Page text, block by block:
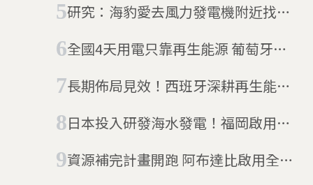
研究：海豹愛去風力發電機附近找食
全國4天用電只靠再生能源 葡萄牙擺
長期佈局見效！西班牙深耕再生能
日本投入研發海水發電！福岡啟用亞
淨零排放
資源補完計畫開跑 阿布達比啟用全球